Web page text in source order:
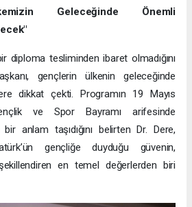
Geleceğinde Önemli
diploma tesliminden ibaret olmadığını
gençlerin ülkenin geleceğinde
dikkat çekti. Programın 19 Mayıs
ve Spor Bayramı arifesinde
anlam taşıdığını belirten Dr. Dere,
gençliğe duyduğu güvenin,
şekillendiren en temel değerlerden biri